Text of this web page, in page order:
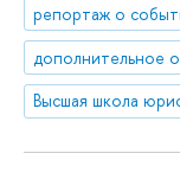
репортаж о
дополнительное